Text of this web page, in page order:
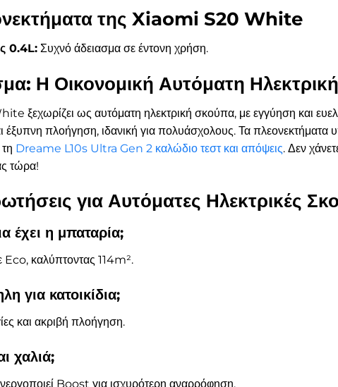
της Xiaomi S20 White
0.4L: Συχνό άδειασμα σε έντονη χρήση.
Η Οικονομική Αυτόματη
ξεχωρίζει ως αυτόματη ηλεκτρική σκούπα, με εγγύηση και
πλοήγηση, ιδανική για πολυάσχολους. Τα πλεονεκτήματα
Dreame L10s Ultra Gen 2 καλώδιο τεστ και απόψεις. Δεν
τώρα!
για Αυτόματες Ηλεκτρικές
έχει η μπαταρία;
καλύπτοντας 114m².
για κατοικίδια;
και ακριβή πλοήγηση.
χαλιά;
Boost για ισχυρότερη αναρρόφηση.